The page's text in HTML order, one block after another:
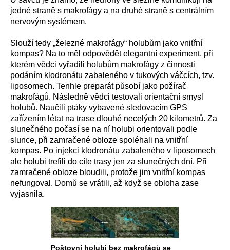
jedné straně s makrofágy a na druhé straně s centrálním
nervovým systémem.
Slouží tedy „železné makrofágy“ holubům jako vnitřní
kompas? Na to měl odpovědět elegantní experiment, při
kterém vědci vyřadili holubům makrofágy z činnosti
podáním klodronátu zabaleného v tukových váčcích, tzv.
liposomech. Tenhle preparát působí jako požírač
makrofágů. Následně vědci testovali orientační smysl
holubů. Naučili ptáky vybavené sledovacím GPS
zařízením létat na trase dlouhé necelých 20 kilometrů. Za
slunečného počasí se na ní holubi orientovali podle
slunce, při zamračené obloze spoléhali na vnitřní
kompas. Po injekci klodronátu zabaleného v liposomech
ale holubi trefili do cíle trasy jen za slunečných dní. Při
zamračené obloze bloudili, protože jim vnitřní kompas
nefungoval. Domů se vrátili, až když se obloha zase
vyjasnila.
Poštovní holubi bez makrofágů se